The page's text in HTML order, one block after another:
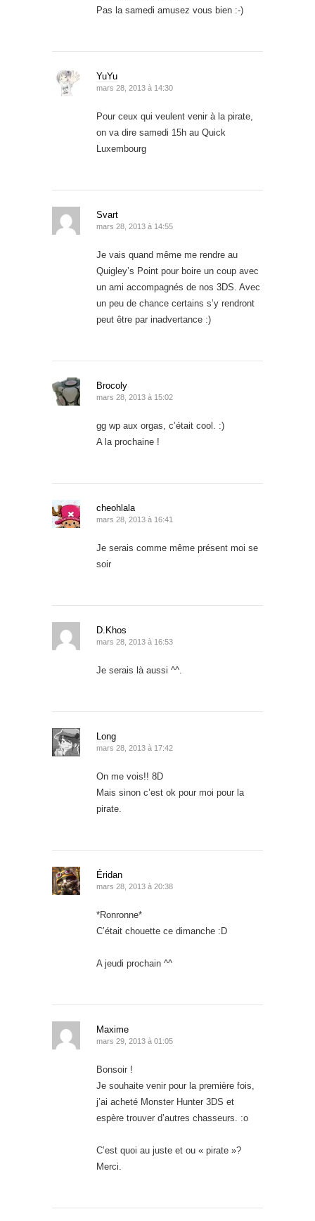
Pas la samedi amusez vous bien :-)
YuYu
mars 28, 2013 à 14:30
Pour ceux qui veulent venir à la pirate,
on va dire samedi 15h au Quick
Luxembourg
Svart
mars 28, 2013 à 14:55
Je vais quand même me rendre au
Quigley’s Point pour boire un coup avec
un ami accompagnés de nos 3DS. Avec
un peu de chance certains s’y rendront
peut être par inadvertance :)
Brocoly
mars 28, 2013 à 15:02
gg wp aux orgas, c’était cool. :)
A la prochaine !
cheohlala
mars 28, 2013 à 16:41
Je serais comme même présent moi se
soir
D.Khos
mars 28, 2013 à 16:53
Je serais là aussi ^^.
Long
mars 28, 2013 à 17:42
On me vois!! 8D
Mais sinon c’est ok pour moi pour la
pirate.
Éridan
mars 28, 2013 à 20:38
*Ronronne*
C’était chouette ce dimanche :D
A jeudi prochain ^^
Maxime
mars 29, 2013 à 01:05
Bonsoir !
Je souhaite venir pour la première fois,
j’ai acheté Monster Hunter 3DS et
espère trouver d’autres chasseurs. :o
C’est quoi au juste et ou « pirate »?
Merci.